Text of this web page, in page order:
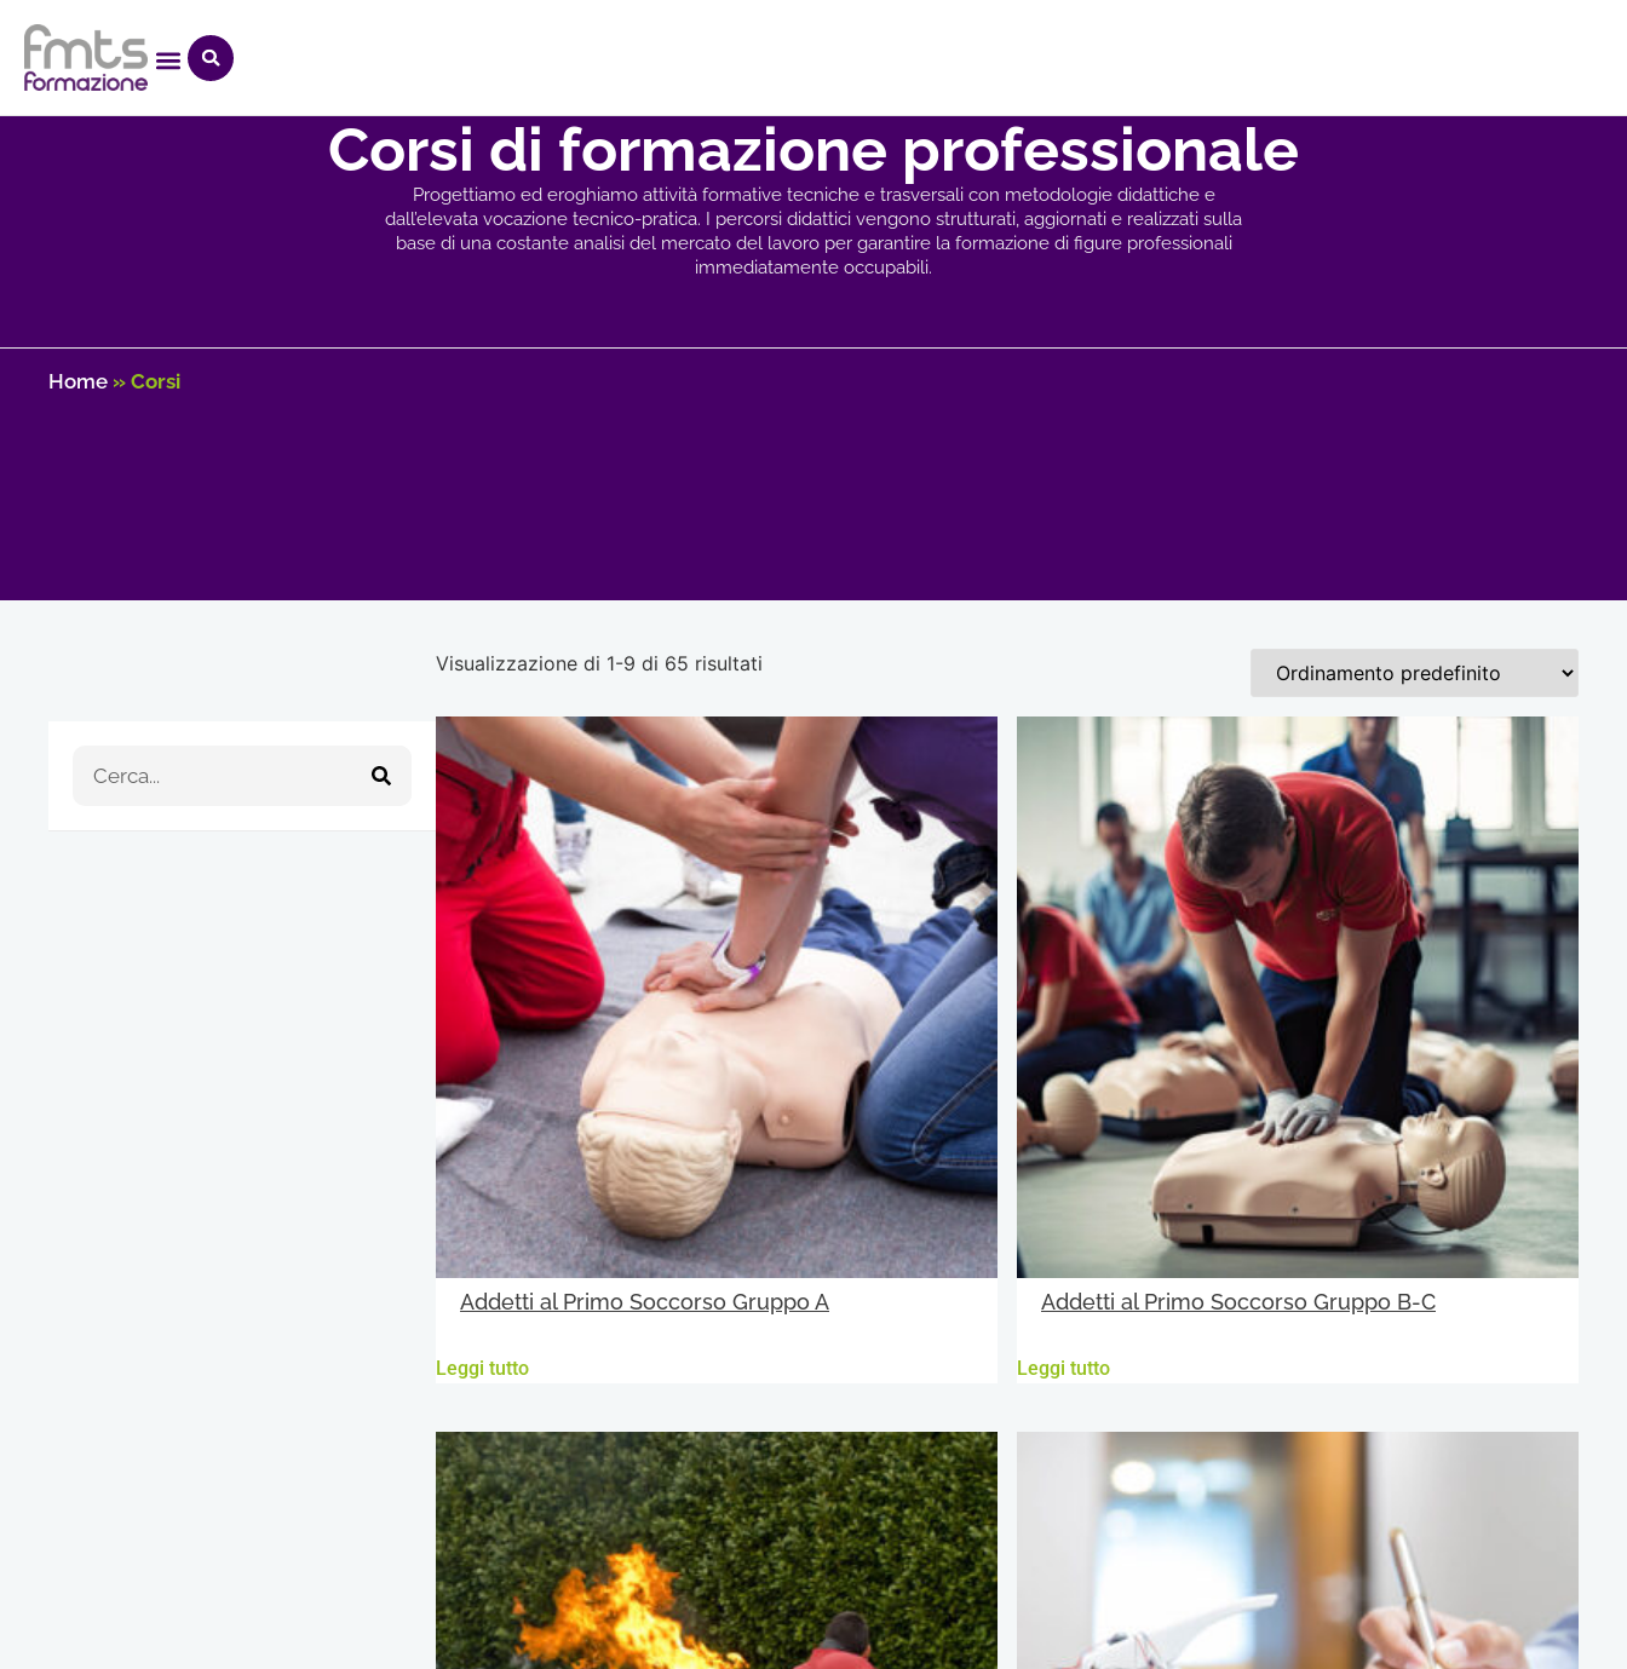
Corsi di formazione professionale
Progettiamo ed eroghiamo attività formative tecniche e trasversali con metodologie didattiche e
dall’elevata vocazione tecnico-pratica. I percorsi didattici vengono strutturati, aggiornati e realizzati sulla
base di una costante analisi del mercato del lavoro per garantire la formazione di figure professionali
immediatamente occupabili.
Home » Corsi
Visualizzazione di 1-9 di 65 risultati
Addetti al Primo Soccorso Gruppo A
Leggi tutto
Addetti al Primo Soccorso Gruppo B-C
Leggi tutto